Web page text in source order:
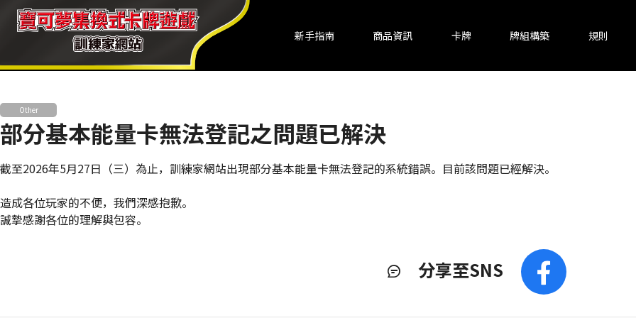
新手指南 商品資訊 卡牌 牌組構築 規則
Other
部分基本能量卡無法登記之問題已解決
截至2026年5月27日（三）為止，訓練家網站出現部分基本能量卡無法登記的系統錯誤。目前該問題已經解決。
造成各位玩家的不便，我們深感抱歉。
誠摯感謝各位的理解與包容。
分享至SNS